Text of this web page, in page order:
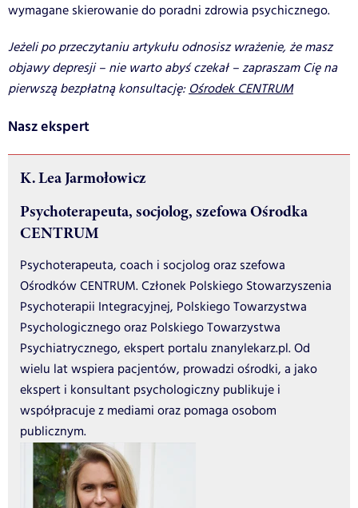
wymagane skierowanie do poradni zdrowia psychicznego.
Jeżeli po przeczytaniu artykułu odnosisz wrażenie, że masz
objawy depresji – nie warto abyś czekał – zapraszam Cię na
pierwszą bezpłatną konsultację:Ośrodek CENTRUM
Nasz ekspert
K. Lea Jarmołowicz
Psychoterapeuta, socjolog, szefowa Ośrodka
CENTRUM
Psychoterapeuta, coach i socjolog oraz szefowa
Ośrodków CENTRUM. Członek Polskiego Stowarzyszenia
Psychoterapii Integracyjnej, Polskiego Towarzystwa
Psychologicznego oraz Polskiego Towarzystwa
Psychiatrycznego, ekspert portalu znanylekarz.pl. Od
wielu lat wspiera pacjentów, prowadzi ośrodki, a jako
ekspert i konsultant psychologiczny publikuje i
współpracuje z mediami oraz pomaga osobom
publicznym.